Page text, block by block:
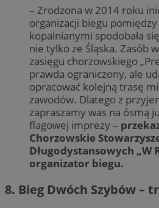
– Zrodzona w 2014 roku
organizacji biegu
kopalnianymi spodobała
nie tylko ze Śląska. Zasób
zasięgu chorzowskiego
prawda ograniczony, ale
opracować kolejną trasę
zawodów. Dlatego z
zapraszamy was na ósmą
flagowej imprezy –
Chorzowskie
Długodystansowych „W
organizator biegu.
8. Bieg Dwóch Szybów –